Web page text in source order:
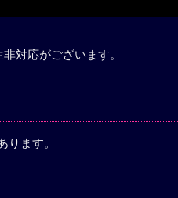
対応がございます。
ります。